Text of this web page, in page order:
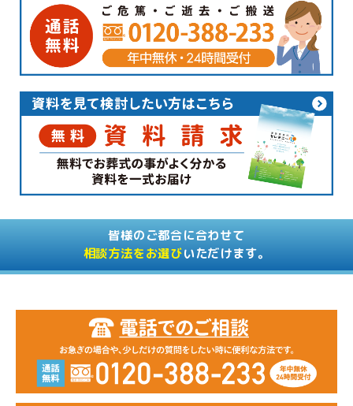
皆様のご都合に合わせて
相談方法をお選びいただけます。